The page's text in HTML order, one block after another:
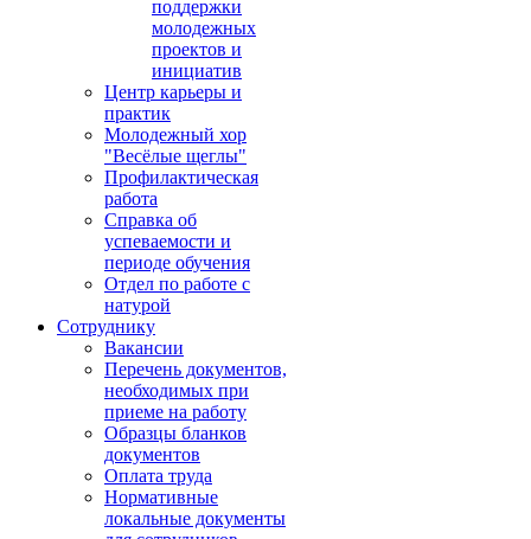
поддержки
молодежных
проектов и
инициатив
Центр карьеры и
практик
Молодежный хор
"Весёлые щеглы"
Профилактическая
работа
Справка об
успеваемости и
периоде обучения
Отдел по работе с
натурой
Сотруднику
Вакансии
Перечень документов,
необходимых при
приеме на работу
Образцы бланков
документов
Оплата труда
Нормативные
локальные документы